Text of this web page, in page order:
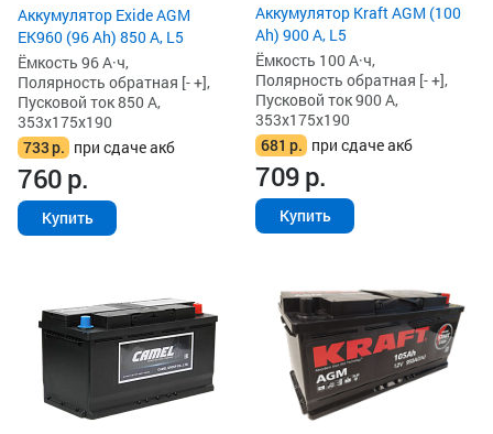
Аккумулятор Exide AGM
EK960 (96 Ah) 850 А, L5
Ёмкость 96 А·ч,
Полярность обратная [- +],
Пусковой ток 850 А,
353x175x190
733р. при сдаче акб
760р.
Купить
Аккумулятор Kraft AGM (100
Ah) 900 А, L5
Ёмкость 100 А·ч,
Полярность обратная [- +],
Пусковой ток 900 А,
353x175x190
681 р. при сдаче акб
709р.
Купить